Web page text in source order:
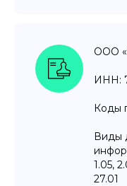
ООО
ИНН:
Коды
Виды
1.05,
27.01